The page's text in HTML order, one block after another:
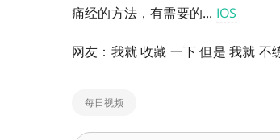
痛经的方法，有需要的... IOS
网友：我就 收藏 一下 但是 我就 不
每日视频